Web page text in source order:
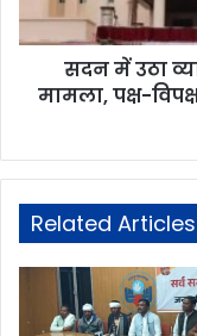
सदन में उठा
मामला, पक्ष-
Related Articles